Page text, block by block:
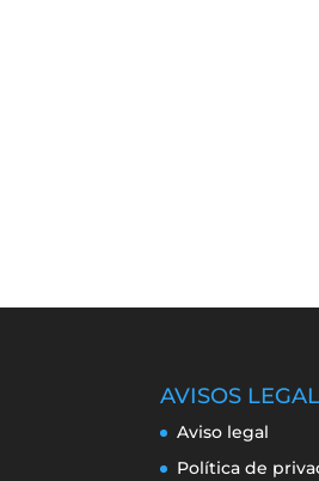
AVISOS
Aviso legal
Política de